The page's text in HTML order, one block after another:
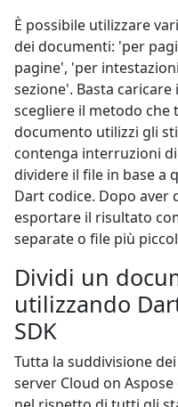
È possibile utilizzare
dei documenti: 'per
pagine', 'per
sezione'. Basta
scegliere il metodo che
documento utilizzi gli
contenga interruzioni
dividere il file in base a
Dart codice. Dopo aver
esportare il risultato
separate o file più
Dividi un
utilizzando
SDK
Tutta la suddivisione
server Cloud on